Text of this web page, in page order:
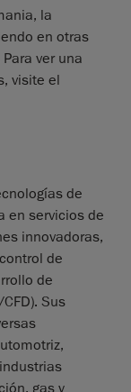
la
en otras
ver una
visite el
de
en servicios de
innovadoras,
de
de
Sus